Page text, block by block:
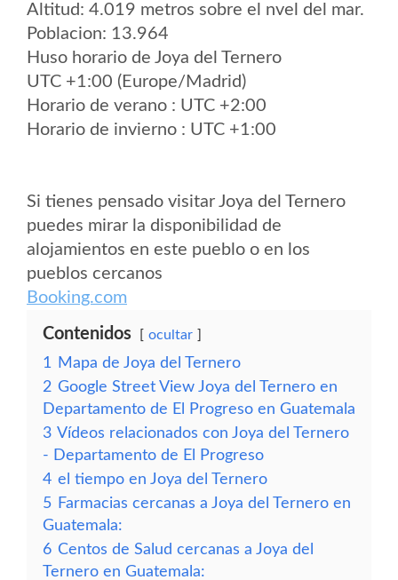
Altitud: 4.019 metros sobre el nvel del mar.
Poblacion: 13.964
Huso horario de Joya del Ternero
UTC +1:00 (Europe/Madrid)
Horario de verano : UTC +2:00
Horario de invierno : UTC +1:00
Si tienes pensado visitar Joya del Ternero
puedes mirar la disponibilidad de
alojamientos en este pueblo o en los
pueblos cercanos
Booking.com
Contenidos ocultar
1
Mapa de Joya del Ternero
2 Google Street View Joya del Ternero en
Departamento de El Progreso en Guatemala
3 Vídeos relacionados con Joya del Ternero
- Departamento de El Progreso
4 el tiempo en Joya del Ternero
5 Farmacias cercanas a Joya del Ternero en
Guatemala:
6 Centos de Salud cercanas a Joya del
Ternero en Guatemala: